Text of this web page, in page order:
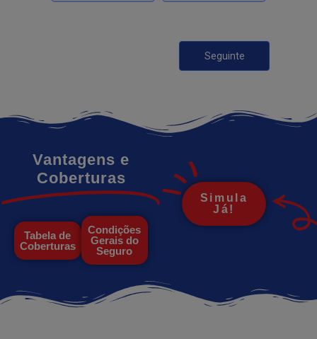
Vantagens e
Coberturas
Tabela de
Coberturas
Condições
Gerais do
Seguro
Simula
Já!